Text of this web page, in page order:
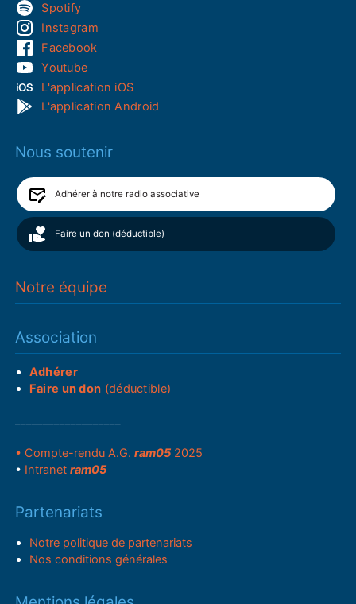
Spotify
Instagram
Facebook
Youtube
L'application iOS
L'application Android
Nous soutenir
Adhérer à notre radio associative
Faire un don (déductible)
Notre équipe
Association
Adhérer
Faire un don (déductible)
• Compte-rendu A.G.ram05 2025
• Intranetram05
Partenariats
Notre politique de partenariats
Nos conditions générales